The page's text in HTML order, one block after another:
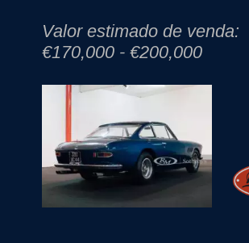
Valor estimado de venda:
€170,000 - €200,000